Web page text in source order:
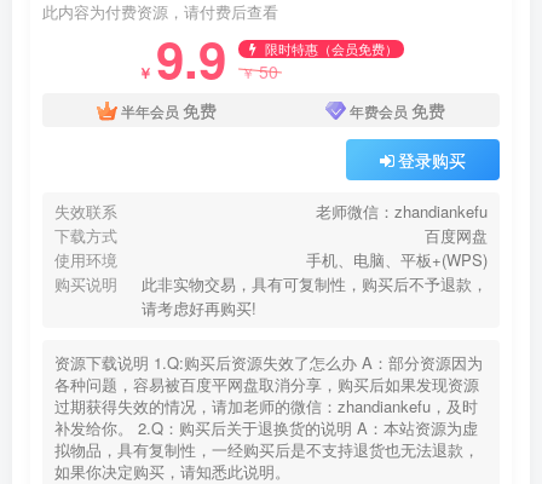
此内容为付费资源，请付费后查看
￥ 9.9 限时特惠（会员免费）
￥50
半年会员 免费 年费会员 免费
登录购买
失效联系
老师微信：zhandiankefu
下载方式
百度网盘
使用环境
手机、电脑、平板+(WPS)
购买说明
此非实物交易，具有可复制性，购买后不予退款，
请考虑好再购买!
资源下载说明 1.Q:购买后资源失效了怎么办 A：部分资源因为
各种问题，容易被百度平网盘取消分享，购买后如果发现资源
过期获得失效的情况，请加老师的微信：zhandiankefu，及时
补发给你。 2.Q：购买后关于退换货的说明 A：本站资源为虚
拟物品，具有复制性，一经购买后是不支持退货也无法退款，
如果你决定购买，请知悉此说明。